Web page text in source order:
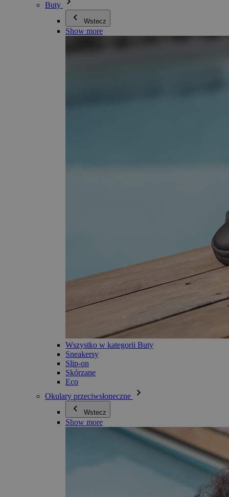
Buty
Wstecz
Show more
Wszystko w kategorii Buty
Sneakersy
Slip-on
Skórzane
Eco
Okulary przeciwsłoneczne
Wstecz
Show more